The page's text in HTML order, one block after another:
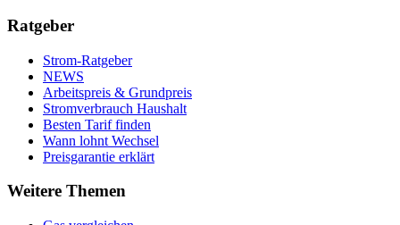
Ratgeber
Strom-Ratgeber
NEWS
Arbeitspreis & Grundpreis
Stromverbrauch Haushalt
Besten Tarif finden
Wann lohnt Wechsel
Preisgarantie erklärt
Weitere Themen